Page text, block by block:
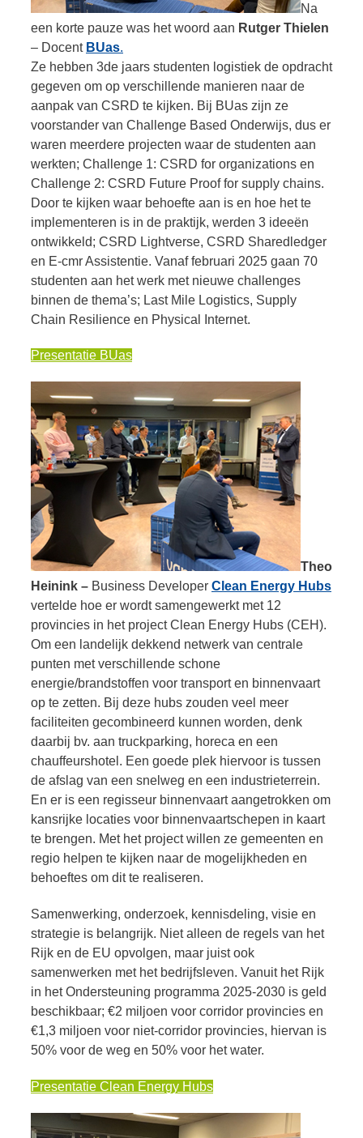
Na
een korte pauze was het woord aan Rutger Thielen
– Docent BUas.
Ze hebben 3de jaars studenten logistiek de opdracht
gegeven om op verschillende manieren naar de
aanpak van CSRD te kijken. Bij BUas zijn ze
voorstander van Challenge Based Onderwijs, dus er
waren meerdere projecten waar de studenten aan
werkten; Challenge 1: CSRD for organizations en
Challenge 2: CSRD Future Proof for supply chains.
Door te kijken waar behoefte aan is en hoe het te
implementeren is in de praktijk, werden 3 ideeën
ontwikkeld; CSRD Lightverse, CSRD Sharedledger
en E-cmr Assistentie. Vanaf februari 2025 gaan 70
studenten aan het werk met nieuwe challenges
binnen de thema’s; Last Mile Logistics, Supply
Chain Resilience en Physical Internet.
Presentatie BUas
Theo
Heinink – Business Developer Clean Energy Hubs
vertelde hoe er wordt samengewerkt met 12
provincies in het project Clean Energy Hubs (CEH).
Om een landelijk dekkend netwerk van centrale
punten met verschillende schone
energie/brandstoffen voor transport en binnenvaart
op te zetten. Bij deze hubs zouden veel meer
faciliteiten gecombineerd kunnen worden, denk
daarbij bv. aan truckparking, horeca en een
chauffeurshotel. Een goede plek hiervoor is tussen
de afslag van een snelweg en een industrieterrein.
En er is een regisseur binnenvaart aangetrokken om
kansrijke locaties voor binnenvaartschepen in kaart
te brengen. Met het project willen ze gemeenten en
regio helpen te kijken naar de mogelijkheden en
behoeftes om dit te realiseren.
Samenwerking, onderzoek, kennisdeling, visie en
strategie is belangrijk. Niet alleen de regels van het
Rijk en de EU opvolgen, maar juist ook
samenwerken met het bedrijfsleven. Vanuit het Rijk
in het Ondersteuning programma 2025-2030 is geld
beschikbaar; €2 miljoen voor corridor provincies en
€1,3 miljoen voor niet-corridor provincies, hiervan is
50% voor de weg en 50% voor het water.
Presentatie Clean Energy Hubs